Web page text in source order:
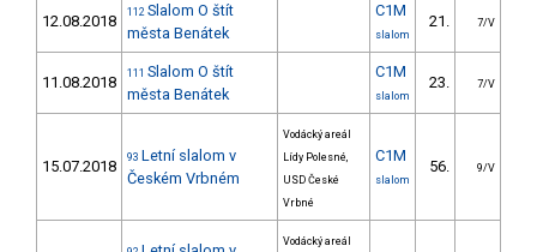
12.08.2018 112 Slalom O štít
města Benátek
C1M
slalom
21. 7/V
11.08.2018 111 Slalom O štít
města Benátek
C1M
slalom
23. 7/V
15.07.2018 93 Letní slalom v
Českém Vrbném
Vodácký areál
Lídy Polesné,
USD České
Vrbné
C1M
slalom
56. 9/V
Vodácký areál